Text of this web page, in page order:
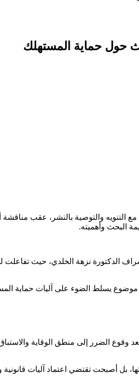
حول حماية المستهلك
والتوصية بالنشر، عقب مناقشة
نزهة الخلدي، حيث تفاعلت
موضوع يسلط الضوء على آليات حماية
بعد وقوع الضرر إلى منطق الوقاية
أصبحت تقتضي اعتماد آليات قانونية